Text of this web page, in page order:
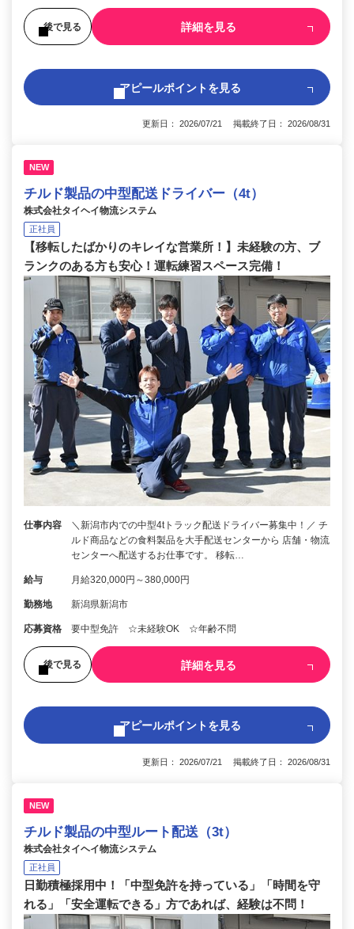
後で見る 詳細を見る
アピールポイントを見る
更新日： 2026/07/21 掲載終了日： 2026/08/31
NEW
チルド製品の中型配送ドライバー（4t）
株式会社タイヘイ物流システム
正社員
【移転したばかりのキレイな営業所！】未経験の方、ブ
ランクのある方も安心！運転練習スペース完備！
仕事内容
＼新潟市内での中型4tトラック配送ドライバー募集中！／ チ
ルド商品などの食料製品を大手配送センターから 店舗・物流
センターへ配送するお仕事です。 移転…
給与 月給320,000円～380,000円
勤務地 新潟県新潟市
応募資格 要中型免許 ☆未経験OK ☆年齢不問
後で見る 詳細を見る
アピールポイントを見る
更新日： 2026/07/21 掲載終了日： 2026/08/31
NEW
チルド製品の中型ルート配送（3t）
株式会社タイヘイ物流システム
正社員
日勤積極採用中！「中型免許を持っている」「時間を守
れる」「安全運転できる」方であれば、経験は不問！